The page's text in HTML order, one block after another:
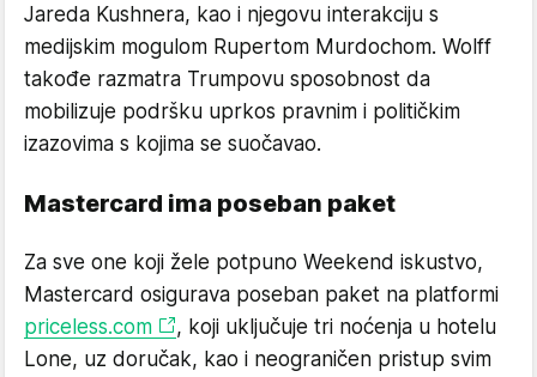
Jareda Kushnera, kao i njegovu interakciju s
medijskim mogulom Rupertom Murdochom. Wolff
takođe razmatra Trumpovu sposobnost da
mobilizuje podršku uprkos pravnim i političkim
izazovima s kojima se suočavao.
Mastercard ima poseban paket
Za sve one koji žele potpuno Weekend iskustvo,
Mastercard osigurava poseban paket na platformi
priceless.com
, koji uključuje tri noćenja u hotelu
Lone, uz doručak, kao i neograničen pristup svim